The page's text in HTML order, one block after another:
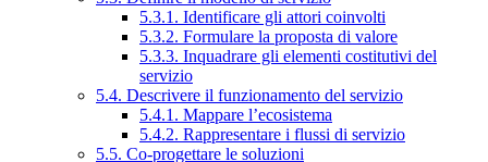
5.3.1. Identificare gli attori coinvolti
5.3.2. Formulare la proposta di valore
5.3.3. Inquadrare gli elementi costitutivi del
servizio
5.4. Descrivere il funzionamento del servizio
5.4.1. Mappare l’ecosistema
5.4.2. Rappresentare i flussi di servizio
5.5. Co-progettare le soluzioni